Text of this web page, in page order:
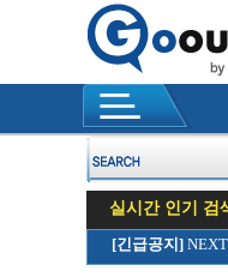
실시간 인기 검
[긴급공지]